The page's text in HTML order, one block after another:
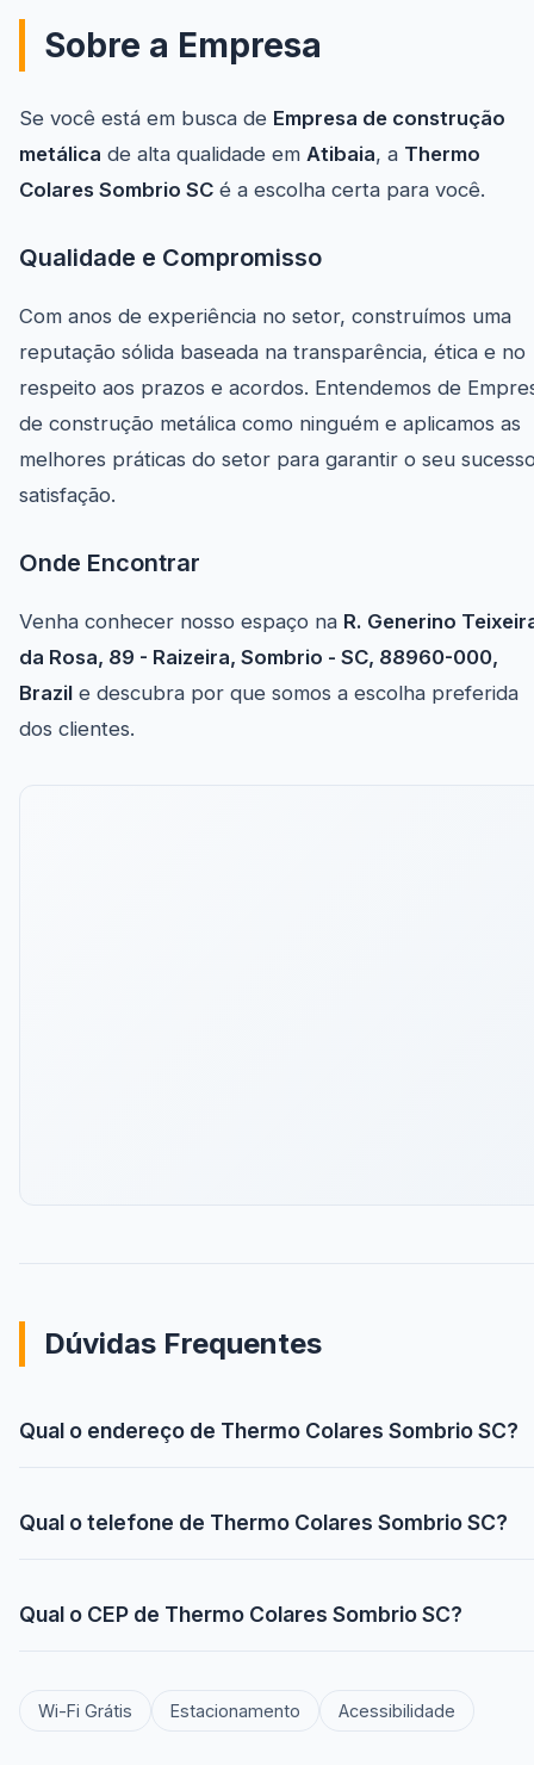
Sobre a Empresa
Se você está em busca de Empresa de construção
metálica de alta qualidade em Atibaia, a Thermo
Colares Sombrio SC é a escolha certa para você.
Qualidade e Compromisso
Com anos de experiência no setor, construímos uma
reputação sólida baseada na transparência, ética e no
respeito aos prazos e acordos. Entendemos de
de construção metálica como ninguém e aplicamos as
melhores práticas do setor para garantir o seu
satisfação.
Onde Encontrar
Venha conhecer nosso espaço na R. Generino
da Rosa, 89 - Raizeira, Sombrio - SC, 88960-000,
Brazil e descubra por que somos a escolha preferida
dos clientes.
Dúvidas Frequentes
Qual o endereço de Thermo Colares Sombrio SC?
Qual o telefone de Thermo Colares Sombrio SC?
Qual o CEP de Thermo Colares Sombrio SC?
Wi-Fi Grátis Estacionamento Acessibilidade